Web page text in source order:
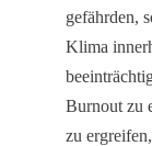
gefährden,
Klima
Burnout zu
zu